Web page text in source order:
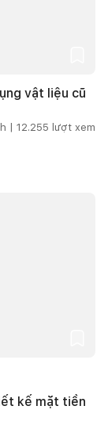
vật liệu cũ
| 12.255 lượt xem
kế mặt tiền